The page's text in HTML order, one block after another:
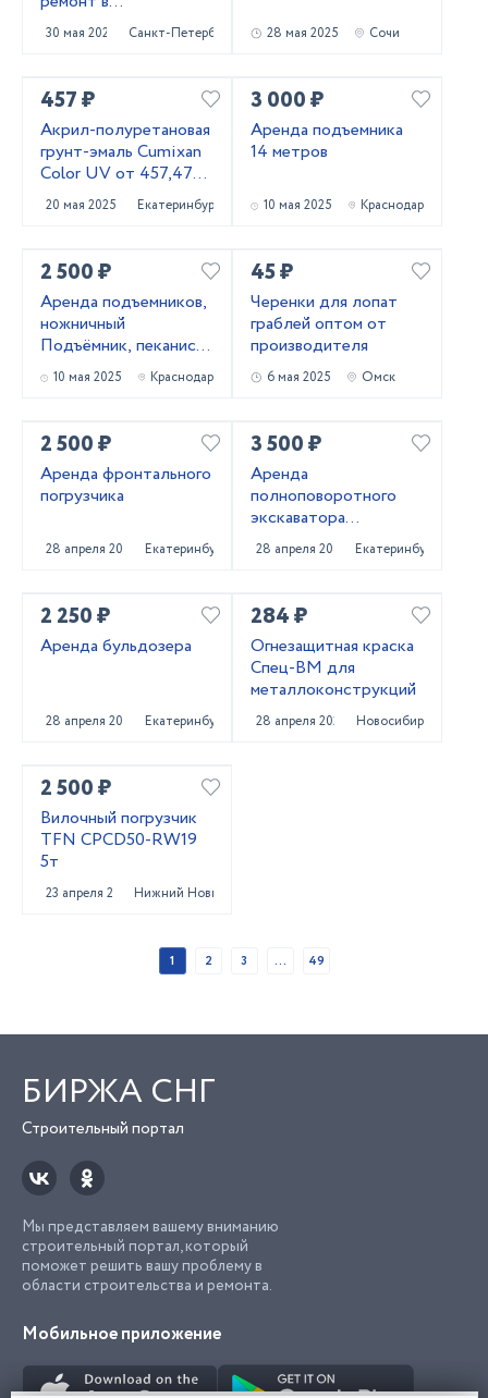
Приозерском и
Выборгском районах
30 мая 2025 Санкт-Петербург 28 мая 2025 Сочи
457 ₽
Акрил-полуретановая
грунт-эмаль Cumixan
Color UV от 457,47
рублей
20 мая 2025 Екатеринбург
3 000 ₽
Аренда подъемника
14 метров
10 мая 2025 Краснодар
2 500 ₽
Аренда подъемников,
ножничный
Подъёмник, пеканиска
в аренду
10 мая 2025 Краснодар
45 ₽
Черенки для лопат
граблей оптом от
производителя
6 мая 2025 Омск
2 500 ₽
Аренда фронтального
погрузчика
28 апреля 2025 Екатеринбург
3 500 ₽
Аренда
полноповоротного
экскаватора
погрузчика
28 апреля 2025 Екатеринбург
2 250 ₽
Аренда бульдозера
28 апреля 2025 Екатеринбург
284 ₽
Огнезащитная краска
Спец-ВМ для
металлоконструкций
28 апреля 2025 Новосибирск
2 500 ₽
Вилочный погрузчик
TFN CPCD50-RW19
5т
23 апреля 2025 Нижний Новгород
1 2 3 ... 49
БИРЖА СНГ
Строительный портал
Мы представляем вашему вниманию
строительный портал, который
поможет решить вашу проблему в
области строительства и ремонта.
Мобильное приложение